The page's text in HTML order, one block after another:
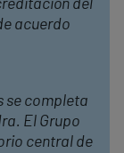
del
acuerdo
se completa
El Grupo
central de